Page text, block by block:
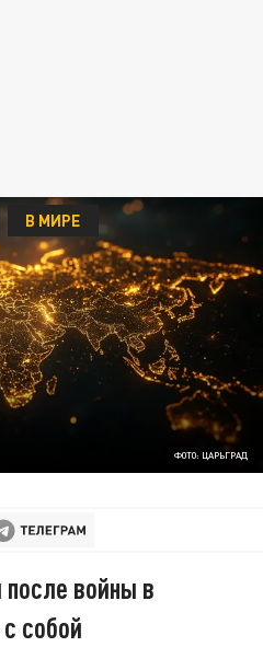
ФОТО: ЦАРЬГРАД
В МИРЕ
войны в
собой